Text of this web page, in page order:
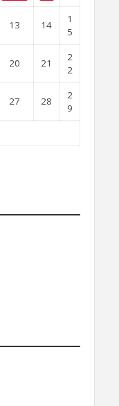
13 14
1
5
20 21
2
2
27 28
2
9